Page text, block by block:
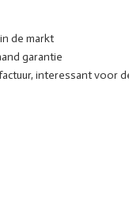
de markt
garantie
interessant voor